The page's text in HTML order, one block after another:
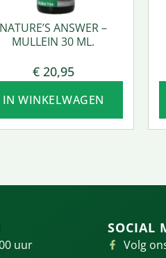
NATURE’S ANSWER –
MULLEIN 30 ML.
€20,95
IN WINKELWAGEN
uur
SOCIAL
Volg